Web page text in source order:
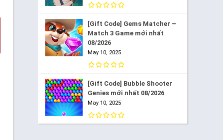
[Gift Code] Gems Matcher –
Match 3 Game mới nhất
08/2026
May 10, 2025
[Gift Code] Bubble Shooter
Genies mới nhất 08/2026
May 10, 2025